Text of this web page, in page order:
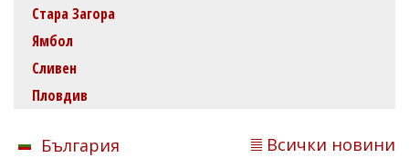
Стара Загора
Ямбол
Сливен
Пловдив
България Всички новини